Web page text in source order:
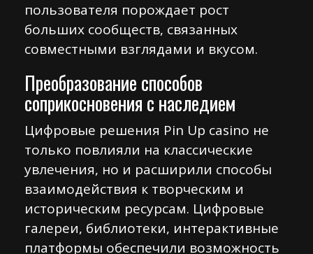
пользователя порождает рост
больших сообществ, связанных
совместными взглядами и вкусом.
Преобразование способов
соприкосновения с наследием
Цифровые решения Pin Up casino не
только повлияли на классические
увлечения, но и расширили способы
взаимодействия к творческим и
историческим ресурсам. Цифровые
галереи, библиотеки, интерактивные
платформы обеспечили возможность